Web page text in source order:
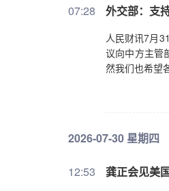
07:28 外交部：支
人民财讯7月
议向中方主管
然我们也希望
2026-07-30 星期四
12:53 龚正会见美